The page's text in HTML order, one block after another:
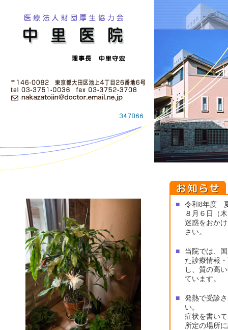
■
令和8年度
８月６日（
迷惑をおか
さい。
■
当院では、
た診療情報
し、質の高
ています。
■
発熱で受診
い。
症状を書い
所定の場所